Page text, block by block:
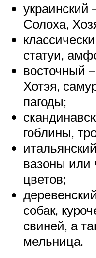
украинский
Солоха,
статуи,
восточный
Хотэя,
пагоды;
гоблины,
вазоны
цветов;
собак,
свиней, а
мельница.